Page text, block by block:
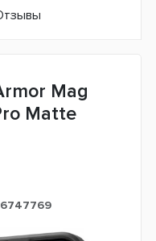
Mag
Matte